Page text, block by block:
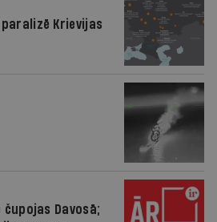
Krievijas
Davosā;